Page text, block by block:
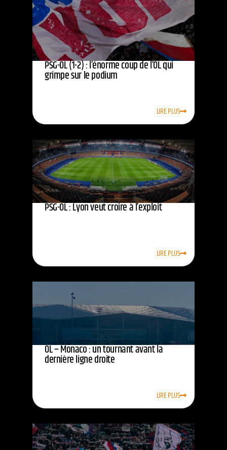
PSG-OL (1-2) : l’énorme coup de l’OL qui
grimpe sur le podium
LIRE PLUS
PSG-OL : Lyon veut croire à l’exploit
LIRE PLUS
OL – Monaco : un tournant avant la
dernière ligne droite
LIRE PLUS